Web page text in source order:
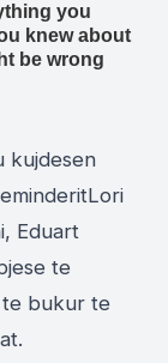
kujdesen
Eduart
te
te bukur te